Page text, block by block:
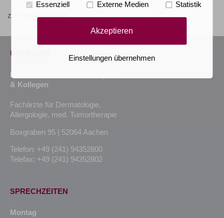
zur Terminanfrage
ÜBER UNS
& Kollegen
Fachärzte für Dermatologie,
Allergologie, med. Tumortherapie
Boxgraben 95 | 52064 Aachen
Telefon: +49 (241) 94352800
Telefax: +49 (241) 94352802
SPRECHZEITEN
Montag
Essenziell Externe Medien Statistik
Akzeptieren
Einstellungen übernehmen